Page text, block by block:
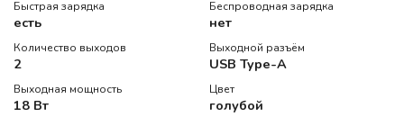
Быстрая зарядка
есть
Беспроводная зарядка
нет
Количество выходов
2
Выходной разъём
USB Type-A
Выходная мощность
18 Вт
Цвет
голубой